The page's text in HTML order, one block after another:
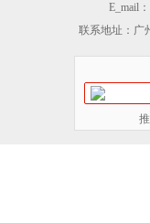
E_mail
联系地址：广